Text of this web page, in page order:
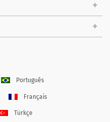
Português
Français
Türkçe